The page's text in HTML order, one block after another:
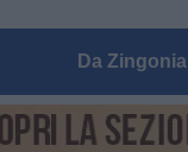
Da Zingonia